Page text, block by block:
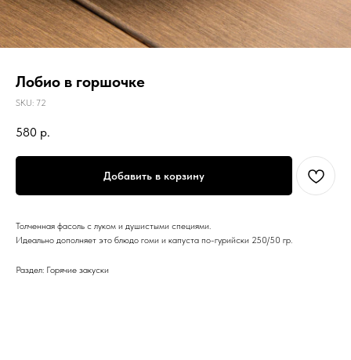
Лобио в горшочке
SKU: 72
580 р.
Добавить в корзину
Толченная фасоль с луком и душистыми специями.
Идеально дополняет это блюдо гоми и капуста по-гурийски 250/50 гр.
Раздел: Горячие закуски